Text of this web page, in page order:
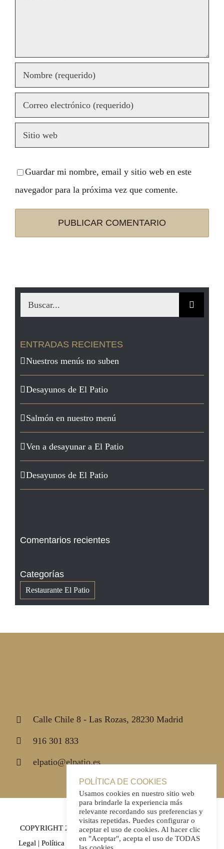
Guardar mi nombre, email y sitio web en este
navegador para la próxima vez que comente.
Buscar:
ENTRADAS RECIENTES
Nuestros menús no suben
Desayunos de El Patio
Salmón en nuestro menú
Ven a desayunar a El Patio
Desayunos de El Patio
Comentarios recientes
Categorías
Restaurante El Patio
Calle Chile 8 - Las Rozas, 28230 Madrid
916 301 833
elpatio@elpatio.es
COPYRIGHT 2021 | El Patio|Política de Privacidad|Aviso
Legal | Política de Cookies| Todos los derechos reservados |
POLÍTICA DE COOKIES
Usamos cookies en nuestro sitio web
para brindarle la experiencia más
relevante recordando sus preferencias y
visitas repetidas. Puedes configurar o
aceptar el uso de cookies. Al hacer clic
en "Aceptar", acepta el uso de TODAS
las cookies.